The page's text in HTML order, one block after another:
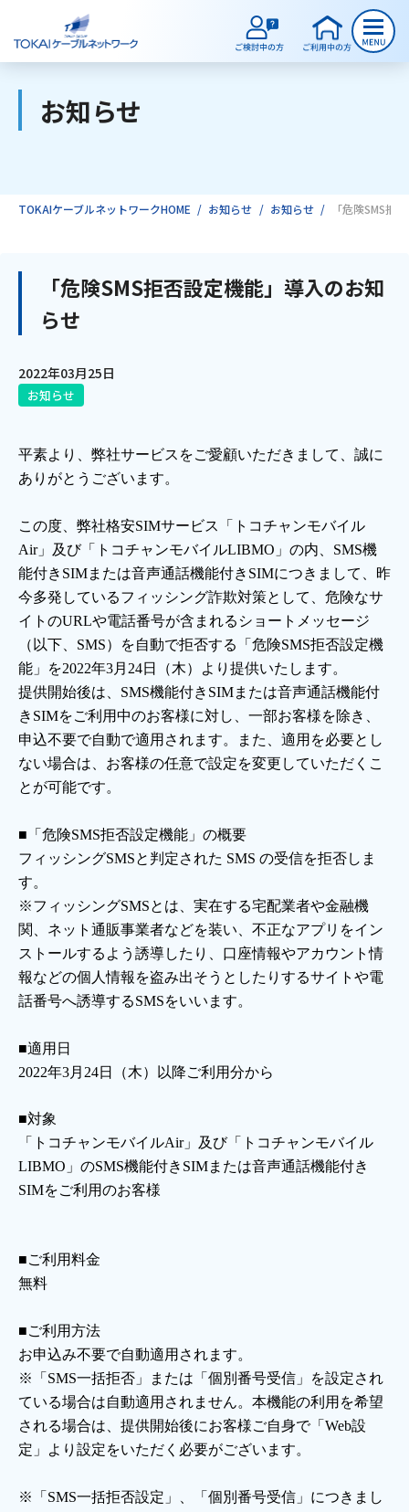
ご検討中のお客様
電話
おトクな情報 料金案内
対応エリア よくあるご質問
お電話でのお問い合わせ
受付時間：9:30〜18:00 年中無休
Webメール
おトクなプラン
会社案内
サイトマップ
ウェブサイトのご利用について
放送基準
安全・安心マーク
お知らせ
TOKAIケーブルネットワークHOME お知らせ お知らせ 「危険SMS拒
「危険SMS拒否設定機能」導入のお知
らせ
2022年03月25日
お知らせ
平素より、弊社サービスをご愛顧いただきまして、誠に
ありがとうございます。
この度、弊社格安SIMサービス「トコチャンモバイル
Air」及び「トコチャンモバイルLIBMO」の内、SMS機
能付きSIMまたは音声通話機能付きSIMにつきまして、昨
今多発しているフィッシング詐欺対策として、危険なサ
イトのURLや電話番号が含まれるショートメッセージ
（以下、SMS）を自動で拒否する「危険SMS拒否設定機
能」を2022年3月24日（木）より提供いたします。
提供開始後は、SMS機能付きSIMまたは音声通話機能付
きSIMをご利用中のお客様に対し、一部お客様を除き、
申込不要で自動で適用されます。また、適用を必要とし
ない場合は、お客様の任意で設定を変更していただくこ
とが可能です。
■「危険SMS拒否設定機能」の概要
フィッシングSMSと判定された SMS の受信を拒否しま
す。
※フィッシングSMSとは、実在する宅配業者や金融機
関、ネット通販事業者などを装い、不正なアプリをイン
ストールするよう誘導したり、口座情報やアカウント情
報などの個人情報を盗み出そうとしたりするサイトや電
話番号へ誘導するSMSをいいます。
■適用日
2022年3月24日（木）以降ご利用分から
■対象
「トコチャンモバイルAir」及び「トコチャンモバイル
LIBMO」のSMS機能付きSIMまたは音声通話機能付き
SIMをご利用のお客様
■ご利用料金
無料
■ご利用方法
お申込み不要で自動適用されます。
※「SMS一括拒否」または「個別番号受信」を設定され
ている場合は自動適用されません。本機能の利用を希望
される場合は、提供開始後にお客様ご自身で「Web設
定」より設定をいただく必要がございます。
※「SMS一括拒否設定」、「個別番号受信」につきまし